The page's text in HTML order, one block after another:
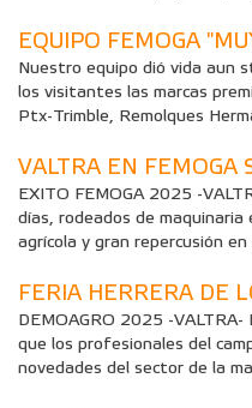
EQUIPO FEMOGA
Nuestro equipo dió vida aun
los visitantes las marcas
Ptx-Trimble, Remolques
VALTRA EN FEMOGA
EXITO FEMOGA 2025 -
días, rodeados de
agrícola y gran repercusión
FERIA HERRERA DE
DEMOAGRO 2025 -
que los profesionales del
novedades del sector de la